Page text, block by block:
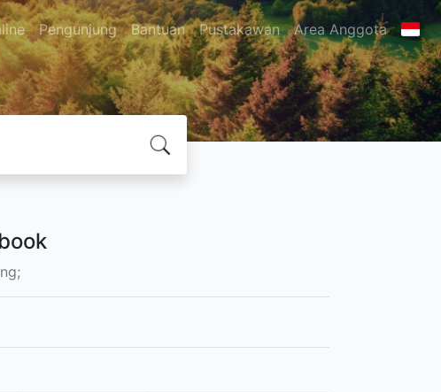
Pengunjung Bantuan Pustakawan Area Anggota